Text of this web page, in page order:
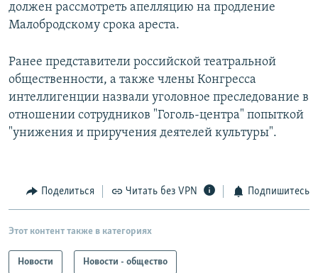
должен рассмотреть апелляцию на продление
Малобродскому срока ареста.
Ранее представители российской театральной
общественности, а также члены Конгресса
интеллигенции назвали уголовное преследование в
отношении сотрудников "Гоголь-центра" попыткой
"унижения и приручения деятелей культуры".
Поделиться Читать без VPN Подпишитесь
Этот контент также в категориях
Новости Новости - общество